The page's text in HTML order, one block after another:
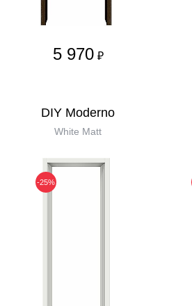
5 970 ₽
DIY Moderno
White Matt
-25%